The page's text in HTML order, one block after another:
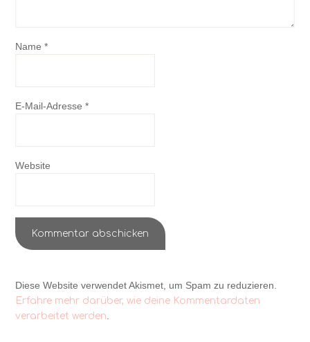
Name*
E-Mail-Adresse*
Website
Diese Website verwendet Akismet, um Spam zu reduzieren.
Erfahre mehr darüber, wie deine Kommentardaten
verarbeitet werden